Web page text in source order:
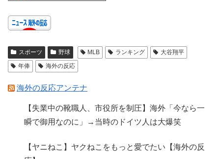
スポーツ 野球 MLB ランキング
大谷翔平
年俸
海外の反応
海外の反応アンテナ
【失業中の靴職人、市役所を制圧】海外「今なら一
瞬で御用なのに」→当時のドイツ人は大爆笑
【ヤニねこ】ヤクねこをもっと愛でたい【海外の反